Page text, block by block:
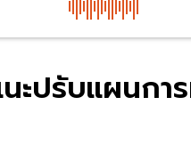
ะปรับแผนกา